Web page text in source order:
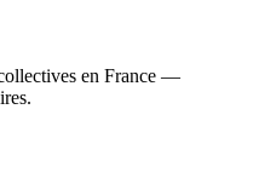
en France —